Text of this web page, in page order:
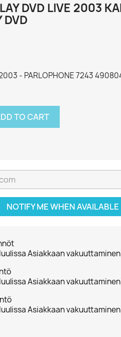
DVD LIVE 2003
DVD
- PARLOPHONE 7243
TO CART
NOTIFY ME WHEN AVAILABLE
Asiakkaan
Asiakkaan
Asiakkaan